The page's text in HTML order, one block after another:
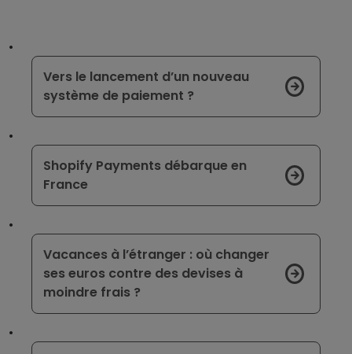
Vers le lancement d’un nouveau
système de paiement ?
Shopify Payments débarque en
France
Vacances à l’étranger : où changer
ses euros contre des devises à
moindre frais ?